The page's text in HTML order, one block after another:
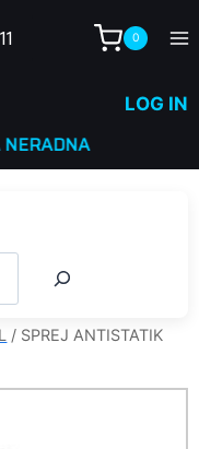
0
LOG IN
/ SPREJ ANTISTATIK